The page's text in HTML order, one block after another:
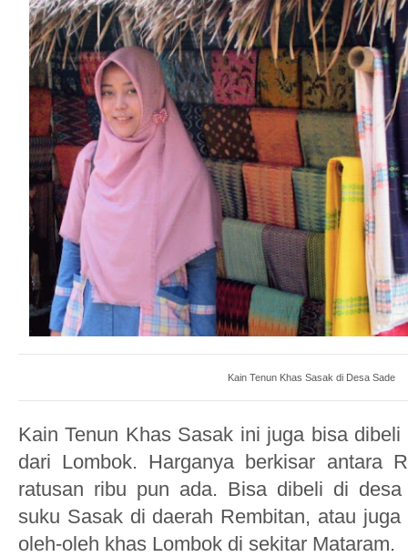
Kain Tenun Khas Sasak di Desa Sade
Kain Tenun Khas Sasak ini juga bisa dibeli
dari Lombok. Harganya berkisar antara
ratusan ribu pun ada. Bisa dibeli di
suku Sasak di daerah Rembitan, atau
oleh-oleh khas Lombok di sekitar Mataram.